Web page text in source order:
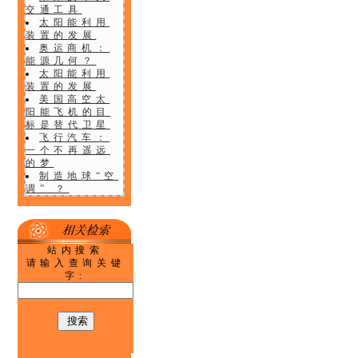
交通工具
太阳能利用
装置的发展
奥运商机：
能源几何？
太阳能利用
装置的发展
美国高空太
阳能飞机的目
标是替代卫星
飞行汽车：
一个不再遥远
的梦
制造地球“空
调” ？
站内搜索
请输入查询关键
字: